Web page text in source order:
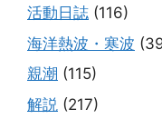
活動日誌 (116)
海洋熱波・寒波
親潮 (115)
解説 (217)